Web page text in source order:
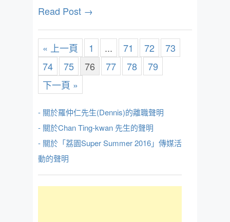
Read Post →
« 上一頁 1 ... 71 72
73
74
75 76 77 78
79
下一頁 »
- 關於羅仲仁先生(Dennis)的離職聲明
- 關於Chan Ting-kwan 先生的聲明
- 關於「荔園Super Summer 2016」傳媒活
動的聲明